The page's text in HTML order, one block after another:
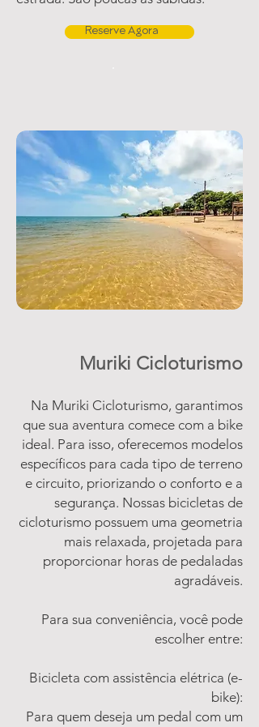
Reserve Agora
Muriki Cicloturismo
Na Muriki Cicloturismo, garantimos
que sua aventura comece com a bike
ideal. Para isso, oferecemos modelos
específicos para cada tipo de terreno
e circuito, priorizando o conforto e a
segurança. Nossas bicicletas de
cicloturismo possuem uma geometria
mais relaxada, projetada para
proporcionar horas de pedaladas
agradáveis.
Para sua conveniência, você pode
escolher entre:
Bicicleta com assistência elétrica (e-
bike):
Para quem deseja um pedal com um